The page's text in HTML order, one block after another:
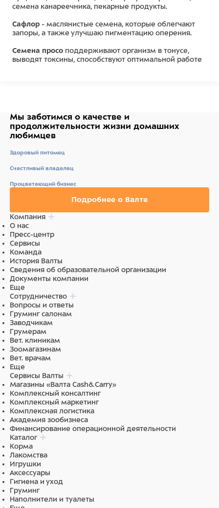
семена канареечника, пекарные продукты.
Сафлор - маслянистые семена, которые облегчают
запоры, а также улучшаю пигментацию оперения.
Семена просо поддерживают организм в тонусе,
выводят токсины, способствуют оптимальной работе
Семена: просо желтое, просо красное, овес
очищенный, просо белое, просо обыкновенное, лён,
Мы заботимся о качестве и
продолжительности жизни домашних
любимцев
Здоровый питомец
Счастливый владелец
Процветающий бизнес
Подробнее о Валте
Компания
О нас
Пресс-центр
Сервисы
Команда
История Валты
Сведения об образовательной организации
Документы компании
Еще
Сотрудничество
Вопросы и ответы
Груминг салонам
Заводчикам
Грумерам
Вет. клиникам
Зоомагазинам
Вет. врачам
Еще
Сервисы Валты
Магазины «Валта Cash&Carry»
Комплексный консалтинг
Комплексный маркетинг
Комплексная логистика
Академия зообизнеса
Финансирование операционной деятельности
Каталог
Корма
Лакомства
Игрушки
Аксессуары
Гигиена и уход
Груминг
Наполнители и туалеты